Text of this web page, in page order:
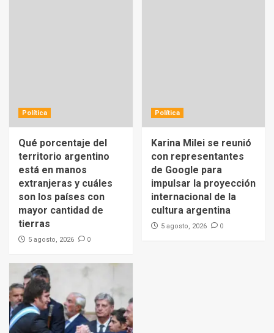
Política
Qué porcentaje del
territorio argentino
está en manos
extranjeras y cuáles
son los países con
mayor cantidad de
tierras
5 agosto, 2026 0
Política
Karina Milei se reunió
con representantes
de Google para
impulsar la proyección
internacional de la
cultura argentina
5 agosto, 2026 0